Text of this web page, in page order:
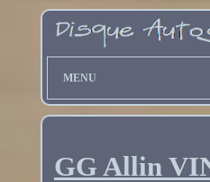
MENU
GG Allin